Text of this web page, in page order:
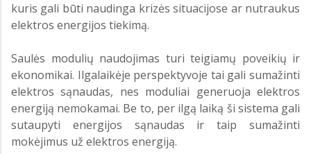
kuris gali būti naudinga krizės situacijose ar nutraukus
elektros energijos tiekimą.
Saulės modulių naudojimas turi teigiamų poveikių ir
ekonomikai. Ilgalaikėje perspektyvoje tai gali sumažinti
elektros sąnaudas, nes moduliai generuoja elektros
energiją nemokamai. Be to, per ilgą laiką ši sistema gali
sutaupyti energijos sąnaudas ir taip sumažinti
mokėjimus už elektros energiją.